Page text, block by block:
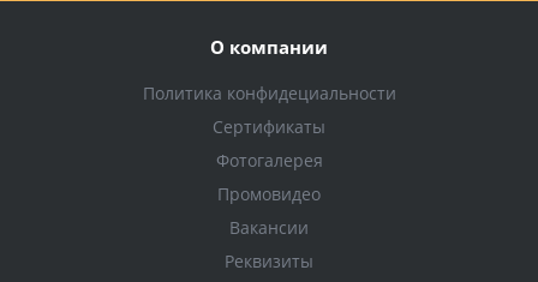
О компании
Политика конфидециальности
Сертификаты
Фотогалерея
Промовидео
Вакансии
Реквизиты